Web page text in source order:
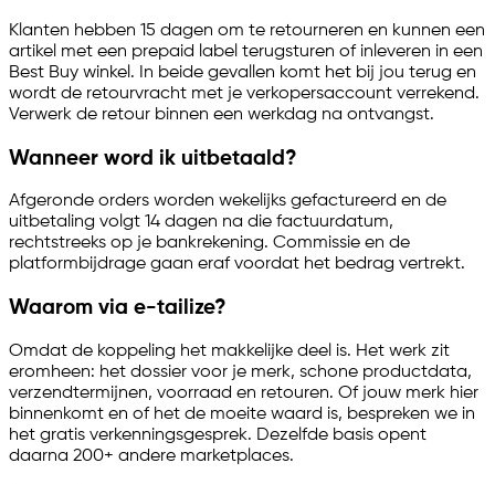
Klanten hebben 15 dagen om te retourneren en kunnen een
artikel met een prepaid label terugsturen of inleveren in een
Best Buy winkel. In beide gevallen komt het bij jou terug en
wordt de retourvracht met je verkopersaccount verrekend.
Verwerk de retour binnen een werkdag na ontvangst.
Wanneer word ik uitbetaald?
Afgeronde orders worden wekelijks gefactureerd en de
uitbetaling volgt 14 dagen na die factuurdatum,
rechtstreeks op je bankrekening. Commissie en de
platformbijdrage gaan eraf voordat het bedrag vertrekt.
Waarom via e-tailize?
Omdat de koppeling het makkelijke deel is. Het werk zit
eromheen: het dossier voor je merk, schone productdata,
verzendtermijnen, voorraad en retouren. Of jouw merk hier
binnenkomt en of het de moeite waard is, bespreken we in
het gratis verkenningsgesprek. Dezelfde basis opent
daarna 200+ andere marketplaces.